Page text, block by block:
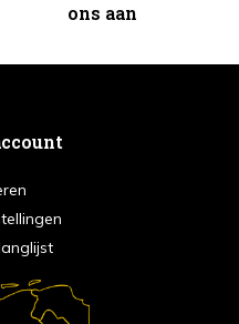
ons aan